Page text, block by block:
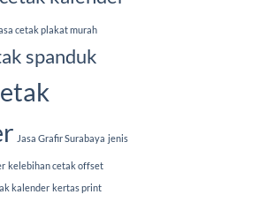
cetak plakat murah
spanduk
Jasa Grafir Surabaya jenis
kelebihan cetak offset
kalender kertas print